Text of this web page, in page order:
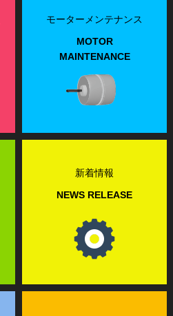
モーターメンテナンス
MOTOR
MAINTENANCE
新着情報
NEWS RELEASE